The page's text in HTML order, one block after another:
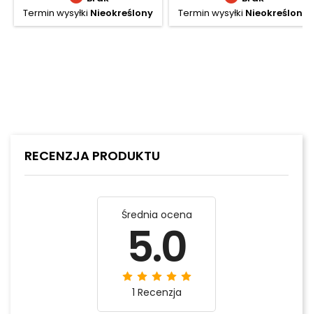
Termin wysyłki Nieokreślony
Termin wysyłki Nieokreślony
RECENZJA PRODUKTU
Średnia ocena
5.0
1 Recenzja